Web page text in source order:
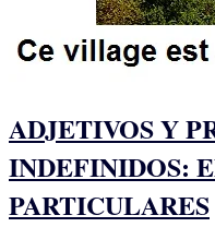
ADJETIVOS Y
INDEFINIDOS:
PARTICULARES